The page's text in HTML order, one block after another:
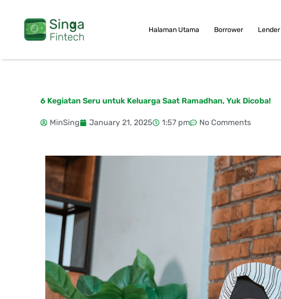
content
Halaman Utama Borrower Lender
6 Kegiatan Seru untuk Keluarga Saat Ramadhan, Yuk Dicoba!
MinSing January 21, 2025 1:57 pm No Comments